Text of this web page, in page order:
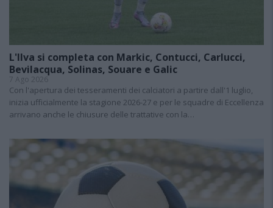
L'Ilva si completa con Markic, Contucci, Carlucci,
Bevilacqua, Solinas, Souare e Galic
7 Ago 2026
Con l'apertura dei tesseramenti dei calciatori a partire dall'1 luglio,
inizia ufficialmente la stagione 2026-27 e per le squadre di Eccellenza
arrivano anche le chiusure delle trattative con la…